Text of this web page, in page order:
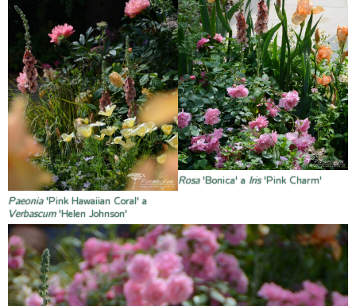
Paeonia'Pink Hawaiian Coral' a
Verbascum'Helen Johnson'
Rosa'Bonica' a Iris'Pink Charm'